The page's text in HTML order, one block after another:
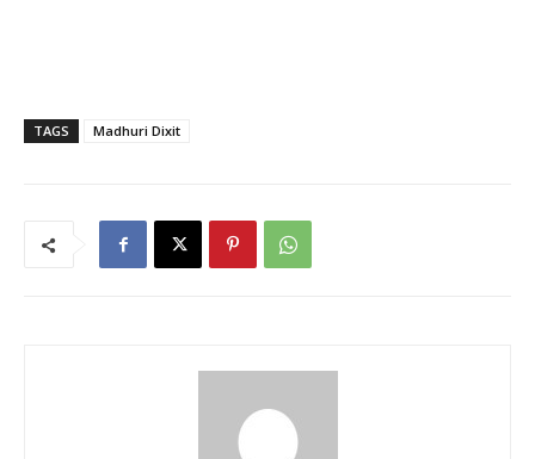
TAGS Madhuri Dixit